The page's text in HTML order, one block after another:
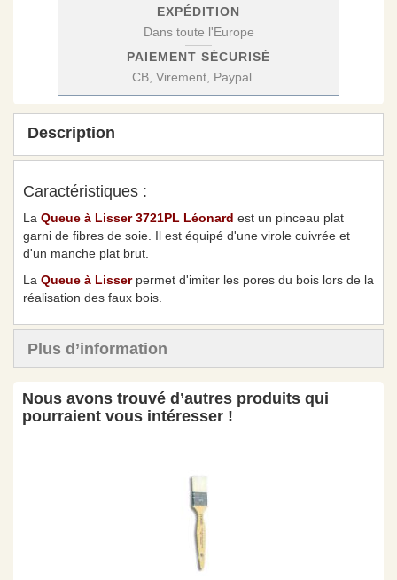
EXPÉDITION
Dans toute l'Europe
PAIEMENT SÉCURISÉ
CB, Virement, Paypal ...
Description
Caractéristiques :
La Queue à Lisser 3721PL Léonard est un pinceau plat
garni de fibres de soie. Il est équipé d'une virole cuivrée et
d'un manche plat brut.
La Queue à Lisserpermet d'imiter les pores du bois lors de la
réalisation des faux bois.
Plus d’information
Nous avons trouvé d’autres produits qui
pourraient vous intéresser !